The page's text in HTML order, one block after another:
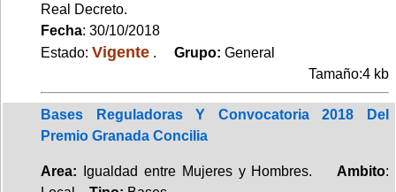
Real Decreto.
Fecha: 30/10/2018
Estado: Vigente . Grupo: General
Tamaño:4 kb
Bases Reguladoras Y Convocatoria 2018 Del
Premio Granada Concilia
Area: Igualdad entre Mujeres y Hombres. Ambito: